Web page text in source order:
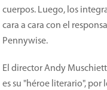
cuerpos. Luego, los
cara a cara con el
Pennywise.
El director Andy
es su "héroe literario",